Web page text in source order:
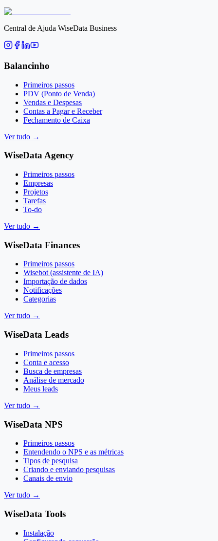
Central de Ajuda WiseData Business
Balancinho
Primeiros passos
PDV (Ponto de Venda)
Vendas e Despesas
Contas a Pagar e Receber
Fechamento de Caixa
Ver tudo →
WiseData Agency
Primeiros passos
Empresas
Projetos
Tarefas
To-do
Ver tudo →
WiseData Finances
Primeiros passos
Wisebot (assistente de IA)
Importação de dados
Notificações
Categorias
Ver tudo →
WiseData Leads
Primeiros passos
Conta e acesso
Busca de empresas
Análise de mercado
Meus leads
Ver tudo →
WiseData NPS
Primeiros passos
Entendendo o NPS e as métricas
Tipos de pesquisa
Criando e enviando pesquisas
Canais de envio
Ver tudo →
WiseData Tools
Instalação